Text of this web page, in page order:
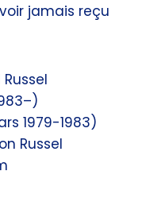
jamais reçu
1979-1983)
Russel